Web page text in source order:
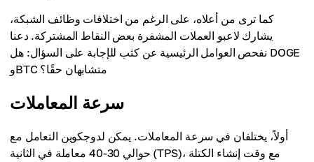
كما ترى من أعلاه، على الرغم من اختلافات وظائف الشبكة،
يشارك لاعبو العملات المشفرة بعض النقاط المشتركة. دعنا
نفحص العوامل الرئيسية عن كثب للإجابة على السؤال: هل DOGE
وBTC متشابهان حقًا؟
سرعة المعاملات
أولاً، يختلفان في سرعة المعاملات. يمكن لدوجكوين التعامل مع
حوالي 30-40 معاملة في الثانية (TPS)، مع وقت إنشاء الكتلة